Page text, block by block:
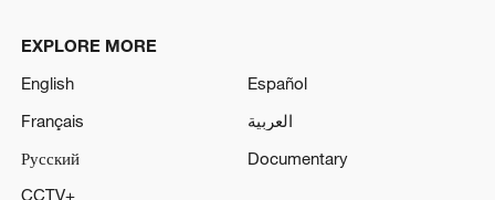
EXPLORE MORE
English
Español
Français
العربية
Русский
Documentary
CCTV+